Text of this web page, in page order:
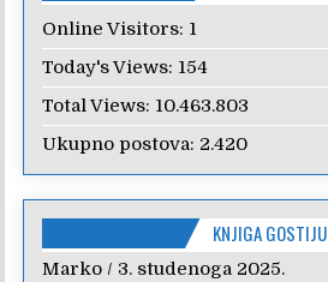
Online Visitors: 1
Today's Views: 154
Total Views: 10.463.803
Ukupno postova: 2.420
KNJIGA GOSTIJU
Marko / 3. studenoga 2025.
Anica/7. veljače 2024.